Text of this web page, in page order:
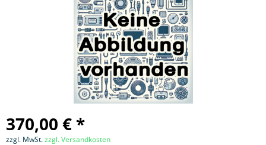
370,00 € *
zzgl. MwSt.zzgl. Versandkosten